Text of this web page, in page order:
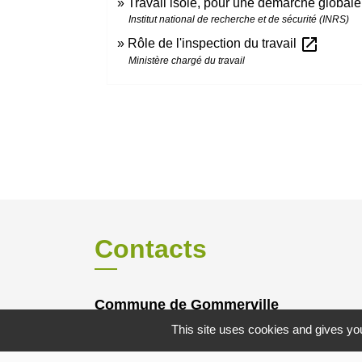
Institut national de recherche et de sécurité (INRS)
Rôle de l'inspection du travail open_in_new
Ministère chargé du travail
Contacts
Commune de Gommerville
85 Rue du Comte Louis HOCQUART DE
This site uses cookies and gives